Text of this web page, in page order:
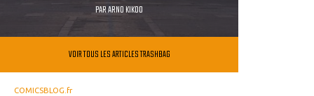
PARARNO KIKOO
VOIR TOUS LES ARTICLES TRASHBAG
COMICSBLOG.fr